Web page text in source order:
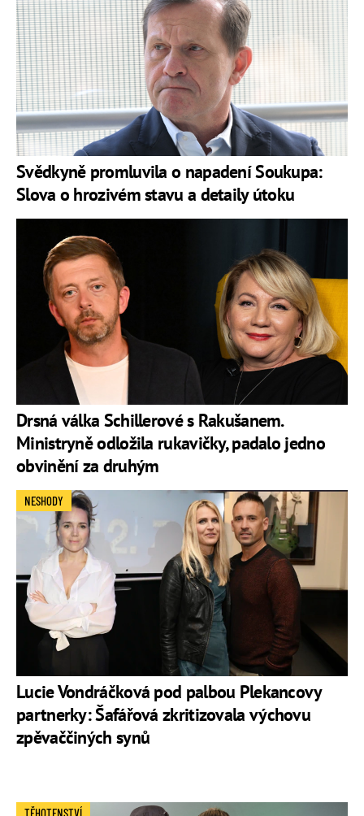
Svědkyně promluvila o napadení Soukupa:
Slova o hrozivém stavu a detaily útoku
Drsná válka Schillerové s Rakušanem.
Ministryně odložila rukavičky, padalo jedno
obvinění za druhým
Lucie Vondráčková pod palbou Plekancovy
partnerky: Šafářová zkritizovala výchovu
zpěvaččiných synů
NESHODY
TĚHOTENSTVÍ